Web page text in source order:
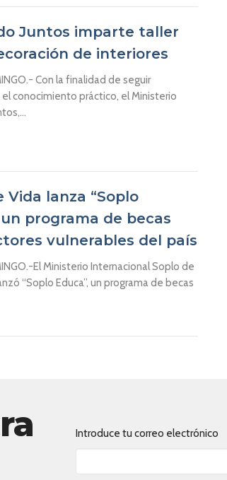
Juntos imparte taller
de interiores
Con la finalidad de seguir
conocimiento práctico, el Ministerio
Vida lanza “Soplo
un programa de becas
vulnerables del país
El Ministerio Internacional Soplo de
“Soplo Educa”, un programa de becas
Introduce tu correo electrónico